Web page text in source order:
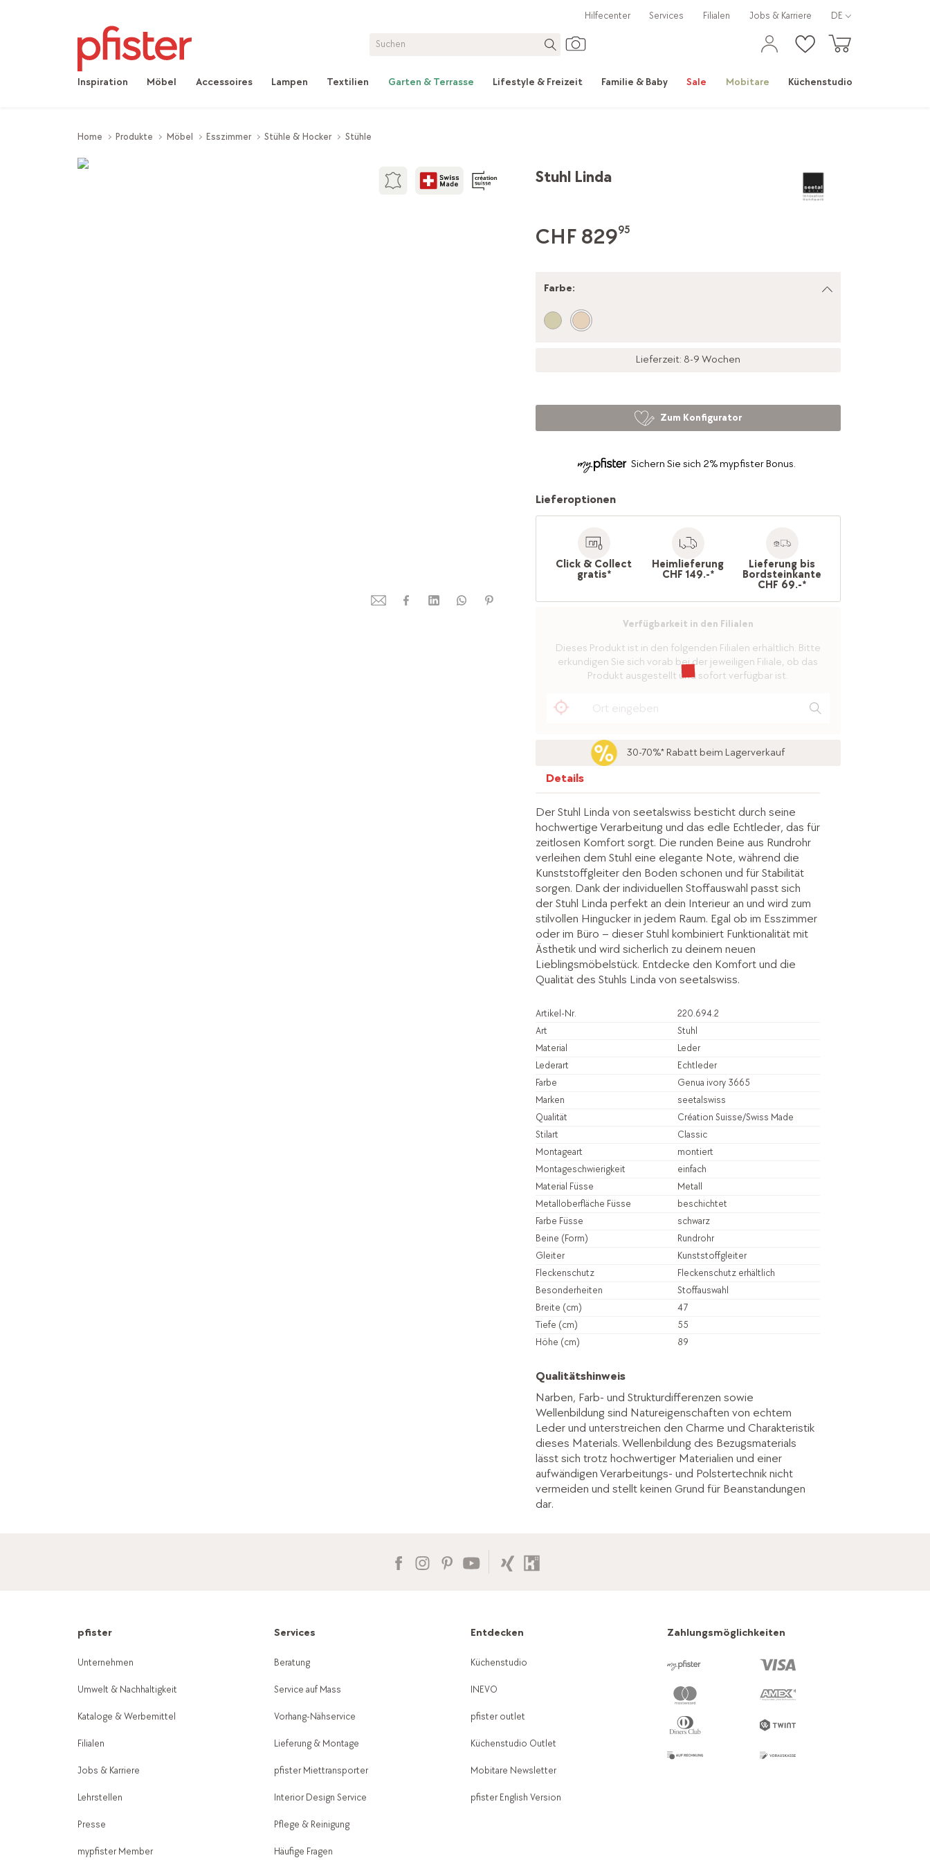
Inspiration Möbel Accessoires Lampen Textilien Garten & Terrasse Lifestyle & Freizeit Familie & Baby Sale Mobitare Küchenstudio
Hilfecenter Services Filialen Jobs & Karriere DE
Home Produkte Möbel Esszimmer Stühle & Hocker Stühle
Stuhl Linda
CHF 82995
Farbe:
Lieferzeit: 8-9 Wochen
Sichern Sie sich 2% mypfister Bonus.
Zum Konfigurator
Lieferoptionen
Click & Collect
gratis*
Heimlieferung
CHF 149.-*
Lieferung bis
Bordsteinkante
CHF 69.-*
Verfügbarkeit in den Filialen
Dieses Produkt ist in den folgenden Filialen erhältlich. Bitte
erkundigen Sie sich vorab bei der jeweiligen Filiale, ob das
Produkt ausgestellt und sofort verfügbar ist.
30-70%* Rabatt beim Lagerverkauf
Details
Der Stuhl Linda von seetalswiss besticht durch seine
hochwertige Verarbeitung und das edle Echtleder, das für
zeitlosen Komfort sorgt. Die runden Beine aus Rundrohr
verleihen dem Stuhl eine elegante Note, während die
Kunststoffgleiter den Boden schonen und für Stabilität
sorgen. Dank der individuellen Stoffauswahl passt sich
der Stuhl Linda perfekt an dein Interieur an und wird zum
stilvollen Hingucker in jedem Raum. Egal ob im Esszimmer
oder im Büro – dieser Stuhl kombiniert Funktionalität mit
Ästhetik und wird sicherlich zu deinem neuen
Lieblingsmöbelstück. Entdecke den Komfort und die
Qualität des Stuhls Linda von seetalswiss.
Artikel-Nr.
220.694.2
Art
Stuhl
Material
Leder
Lederart
Echtleder
Farbe
Genua ivory 3665
Marken
seetalswiss
Qualität
Création Suisse/Swiss Made
Stilart
Classic
Montageart
montiert
Montageschwierigkeit
einfach
Material Füsse
Metall
Metalloberfläche Füsse
beschichtet
Farbe Füsse
schwarz
Beine (Form)
Rundrohr
Gleiter
Kunststoffgleiter
Fleckenschutz
Fleckenschutz erhältlich
Besonderheiten
Stoffauswahl
Breite (cm)
47
Tiefe (cm)
55
Höhe (cm)
89
Qualitätshinweis
Narben, Farb- und Strukturdifferenzen sowie
Wellenbildung sind Natureigenschaften von echtem
Leder und unterstreichen den Charme und Charakteristik
dieses Materials. Wellenbildung des Bezugsmaterials
lässt sich trotz hochwertiger Materialien und einer
aufwändigen Verarbeitungs- und Polstertechnik nicht
vermeiden und stellt keinen Grund für Beanstandungen
dar.
pfister
Unternehmen
Umwelt & Nachhaltigkeit
Kataloge & Werbemittel
Filialen
Jobs & Karriere
Lehrstellen
Presse
mypfister Member
Services
Beratung
Service auf Mass
Vorhang-Nähservice
Lieferung & Montage
pfister Miettransporter
Interior Design Service
Pflege & Reinigung
Häufige Fragen
Entdecken
Küchenstudio
INEVO
pfister outlet
Küchenstudio Outlet
Mobitare Newsletter
pfister English Version
Zahlungsmöglichkeiten